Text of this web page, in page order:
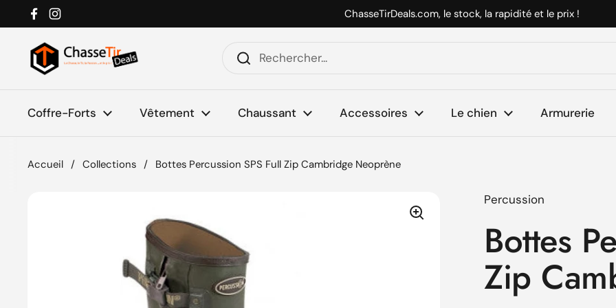
Passer au contenu
Facebook
Instagram ChasseTirDeals.com, le stock, la rapidité et le prix !
Coffre-Forts Vêtement Chaussant Accessoires Le chien Armurerie
Accueil / Collections / Bottes Percussion SPS Full Zip Cambridge Neoprène
Percussion
Bottes
Zip